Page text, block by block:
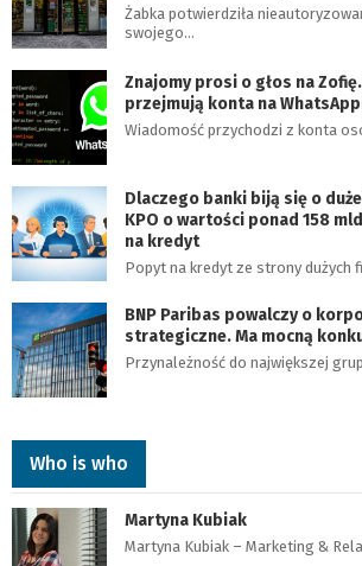
Żabka potwierdziła
swojego…
Znajomy prosi o głos na
przejmują konta na
Wiadomość przychodzi z konta
Dlaczego banki biją się o
KPO o wartości ponad 158
na kredyt
Popyt na kredyt ze strony dużych
BNP Paribas powalczy o
strategiczne. Ma mocną
Przynależność do największej
Who is who
Martyna Kubiak
Martyna Kubiak – Marketing &